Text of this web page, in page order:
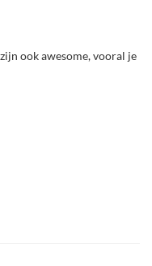
ook awesome, vooral je